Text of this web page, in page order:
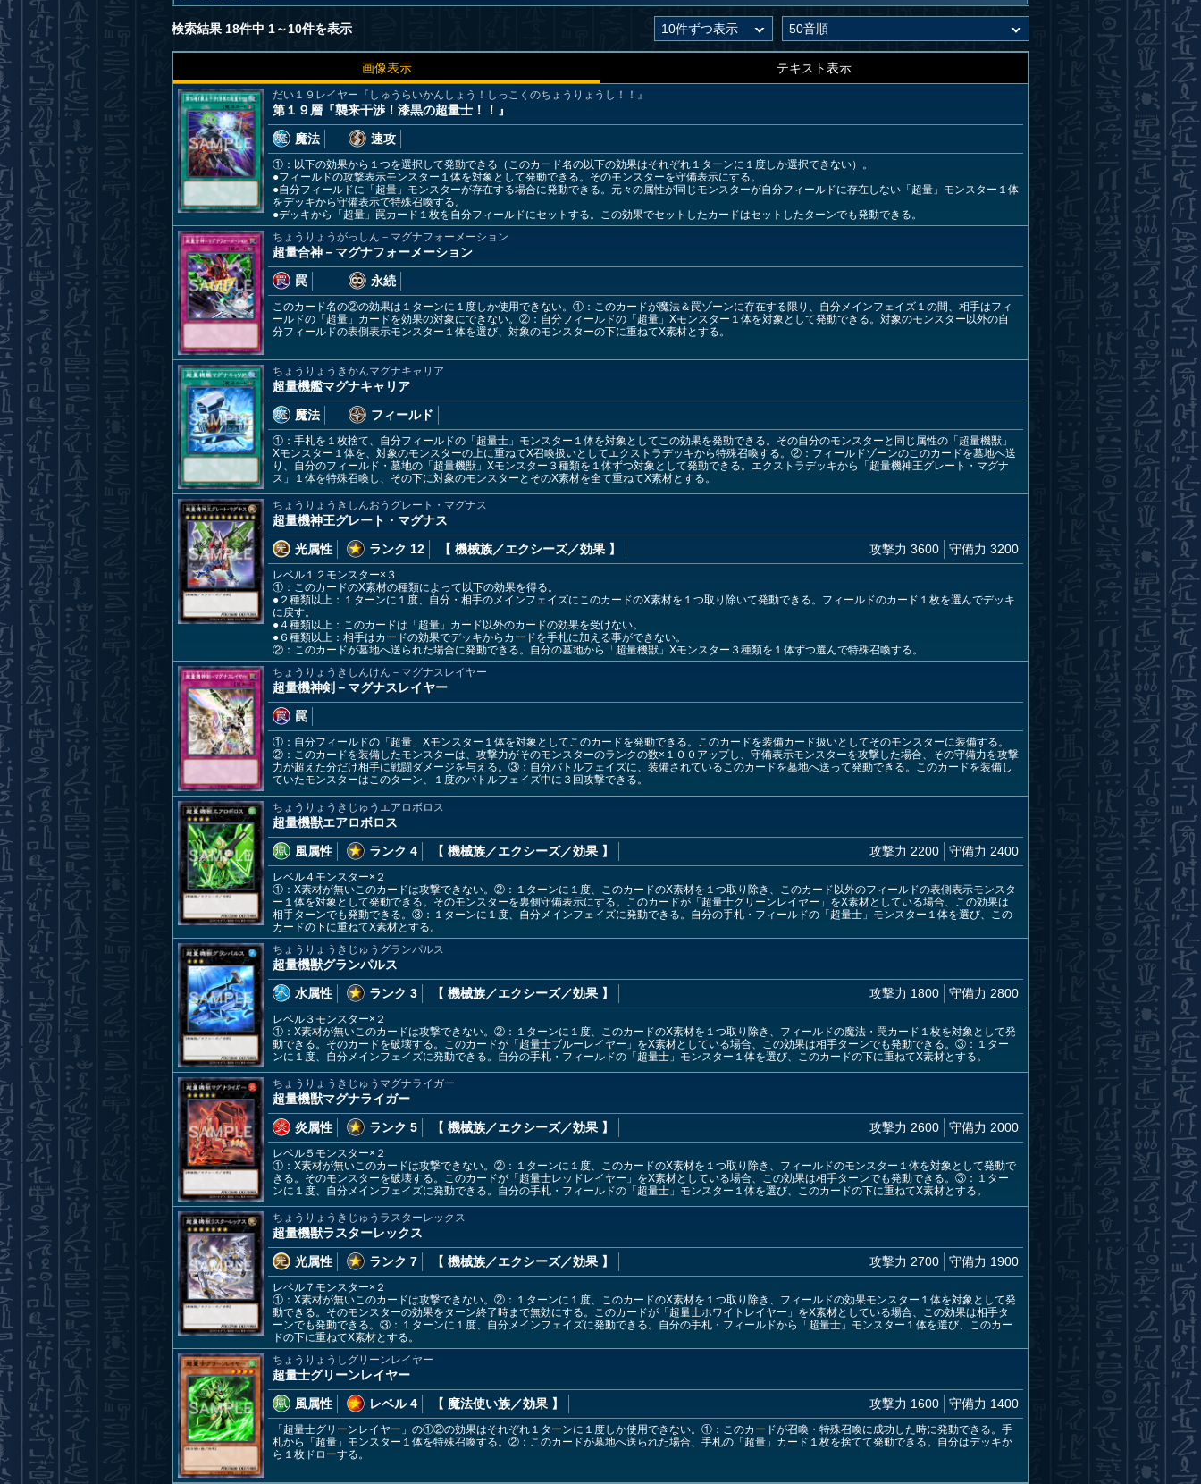
検索結果 18件中 1～10件を表示
画像表示 テキスト表示
だい１９レイヤー『しゅうらいかんしょう！しっこくのちょうりょうし！！』
第１９層『襲来干渉！漆黒の超量士！！』
魔法
速攻
①：以下の効果から１つを選択して発動できる（このカード名の以下の効果はそれぞれ１ターンに１度しか選択できない）。
●フィールドの攻撃表示モンスター１体を対象として発動できる。そのモンスターを守備表示にする。
●自分フィールドに「超量」モンスターが存在する場合に発動できる。元々の属性が同じモンスターが自分フィールドに存在しない「超量」モンスター１体
をデッキから守備表示で特殊召喚する。
●デッキから「超量」罠カード１枚を自分フィールドにセットする。この効果でセットしたカードはセットしたターンでも発動できる。
ちょうりょうがっしん－マグナフォーメーション
超量合神－マグナフォーメーション
罠
永続
このカード名の②の効果は１ターンに１度しか使用できない。①：このカードが魔法＆罠ゾーンに存在する限り、自分メインフェイズ１の間、相手はフィ
ールドの「超量」カードを効果の対象にできない。②：自分フィールドの「超量」Xモンスター１体を対象として発動できる。対象のモンスター以外の自
分フィールドの表側表示モンスター１体を選び、対象のモンスターの下に重ねてX素材とする。
ちょうりょうきかんマグナキャリア
超量機艦マグナキャリア
魔法
フィールド
①：手札を１枚捨て、自分フィールドの「超量士」モンスター１体を対象としてこの効果を発動できる。その自分のモンスターと同じ属性の「超量機獣」
Xモンスター１体を、対象のモンスターの上に重ねてX召喚扱いとしてエクストラデッキから特殊召喚する。②：フィールドゾーンのこのカードを墓地へ送
り、自分のフィールド・墓地の「超量機獣」Xモンスター３種類を１体ずつ対象として発動できる。エクストラデッキから「超量機神王グレート・マグナ
ス」１体を特殊召喚し、その下に対象のモンスターとそのX素材を全て重ねてX素材とする。
ちょうりょうきしんおうグレート・マグナス
超量機神王グレート・マグナス
光属性
ランク 12 【 機械族／エクシーズ／効果 】 攻撃力 3600 守備力 3200
レベル１２モンスター×３
①：このカードのX素材の種類によって以下の効果を得る。
●２種類以上：１ターンに１度、自分・相手のメインフェイズにこのカードのX素材を１つ取り除いて発動できる。フィールドのカード１枚を選んでデッキ
に戻す。
●４種類以上：このカードは「超量」カード以外のカードの効果を受けない。
●６種類以上：相手はカードの効果でデッキからカードを手札に加える事ができない。
②：このカードが墓地へ送られた場合に発動できる。自分の墓地から「超量機獣」Xモンスター３種類を１体ずつ選んで特殊召喚する。
ちょうりょうきしんけん－マグナスレイヤー
超量機神剣－マグナスレイヤー
罠
①：自分フィールドの「超量」Xモンスター１体を対象としてこのカードを発動できる。このカードを装備カード扱いとしてそのモンスターに装備する。
②：このカードを装備したモンスターは、攻撃力がそのモンスターのランクの数×１００アップし、守備表示モンスターを攻撃した場合、その守備力を攻撃
力が超えた分だけ相手に戦闘ダメージを与える。③：自分バトルフェイズに、装備されているこのカードを墓地へ送って発動できる。このカードを装備し
ていたモンスターはこのターン、１度のバトルフェイズ中に３回攻撃できる。
ちょうりょうきじゅうエアロボロス
超量機獣エアロボロス
風属性
ランク 4 【 機械族／エクシーズ／効果 】 攻撃力 2200 守備力 2400
レベル４モンスター×２
①：X素材が無いこのカードは攻撃できない。②：１ターンに１度、このカードのX素材を１つ取り除き、このカード以外のフィールドの表側表示モンスタ
ー１体を対象として発動できる。そのモンスターを裏側守備表示にする。このカードが「超量士グリーンレイヤー」をX素材としている場合、この効果は
相手ターンでも発動できる。③：１ターンに１度、自分メインフェイズに発動できる。自分の手札・フィールドの「超量士」モンスター１体を選び、この
カードの下に重ねてX素材とする。
ちょうりょうきじゅうグランパルス
超量機獣グランパルス
水属性
ランク 3 【 機械族／エクシーズ／効果 】 攻撃力 1800 守備力 2800
レベル３モンスター×２
①：X素材が無いこのカードは攻撃できない。②：１ターンに１度、このカードのX素材を１つ取り除き、フィールドの魔法・罠カード１枚を対象として発
動できる。そのカードを破壊する。このカードが「超量士ブルーレイヤー」をX素材としている場合、この効果は相手ターンでも発動できる。③：１ター
ンに１度、自分メインフェイズに発動できる。自分の手札・フィールドの「超量士」モンスター１体を選び、このカードの下に重ねてX素材とする。
ちょうりょうきじゅうマグナライガー
超量機獣マグナライガー
炎属性
ランク 5 【 機械族／エクシーズ／効果 】 攻撃力 2600 守備力 2000
レベル５モンスター×２
①：X素材が無いこのカードは攻撃できない。②：１ターンに１度、このカードのX素材を１つ取り除き、フィールドのモンスター１体を対象として発動で
きる。そのモンスターを破壊する。このカードが「超量士レッドレイヤー」をX素材としている場合、この効果は相手ターンでも発動できる。③：１ター
ンに１度、自分メインフェイズに発動できる。自分の手札・フィールドの「超量士」モンスター１体を選び、このカードの下に重ねてX素材とする。
ちょうりょうきじゅうラスターレックス
超量機獣ラスターレックス
光属性
ランク 7 【 機械族／エクシーズ／効果 】 攻撃力 2700 守備力 1900
レベル７モンスター×２
①：X素材が無いこのカードは攻撃できない。②：１ターンに１度、このカードのX素材を１つ取り除き、フィールドの効果モンスター１体を対象として発
動できる。そのモンスターの効果をターン終了時まで無効にする。このカードが「超量士ホワイトレイヤー」をX素材としている場合、この効果は相手タ
ーンでも発動できる。③：１ターンに１度、自分メインフェイズに発動できる。自分の手札・フィールドから「超量士」モンスター１体を選び、このカー
ドの下に重ねてX素材とする。
ちょうりょうしグリーンレイヤー
超量士グリーンレイヤー
風属性
レベル 4 【 魔法使い族／効果 】 攻撃力 1600 守備力 1400
「超量士グリーンレイヤー」の①②の効果はそれぞれ１ターンに１度しか使用できない。①：このカードが召喚・特殊召喚に成功した時に発動できる。手
札から「超量」モンスター１体を特殊召喚する。②：このカードが墓地へ送られた場合、手札の「超量」カード１枚を捨てて発動できる。自分はデッキか
ら１枚ドローする。